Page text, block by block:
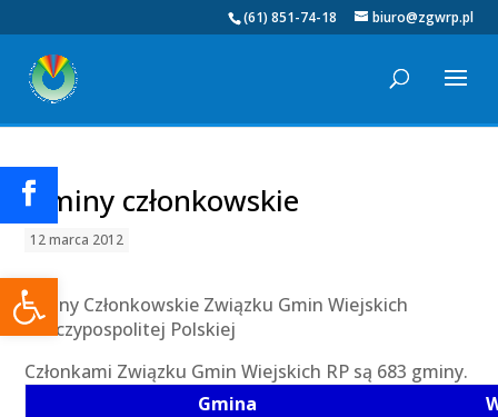
Otwórz pasek narzędzi
(61) 851-74-18 biuro@zgwrp.pl
Gminy członkowskie
12 marca 2012
Gminy Członkowskie Związku Gmin Wiejskich
Rzeczypospolitej Polskiej
Członkami Związku Gmin Wiejskich RP są 683 gminy.
Gmina